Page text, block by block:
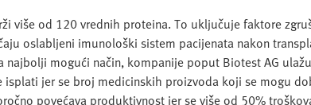
više od 120 vrednih proteina. To uključuje faktore
oslabljeni imunološki sistem pacijenata nakon
najbolji mogući način, kompanije poput Biotest AG
isplati jer se broj medicinskih proizvoda koji se mogu
povećava produktivnost jer se više od 50%